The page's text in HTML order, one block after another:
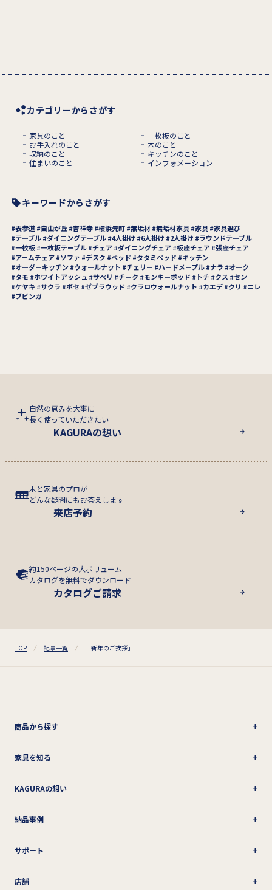
カテゴリーからさがす
家具のこと
一枚板のこと
お手入れのこと
木のこと
収納のこと
キッチンのこと
住まいのこと
インフォメーション
キーワードからさがす
表参道 自由が丘 吉祥寺 横浜元町 無垢材 無垢材家具 家具
家具選び
テーブル ダイニングテーブル 4人掛け 6人掛け 2人掛け
ラウンドテーブル
一枚板 一枚板テーブル チェア ダイニングチェア 板座チェア 張座チェア
アームチェア
ソファ デスク ベッド タタミベッド
キッチン
オーダーキッチン
ウォールナット チェリー ハードメープル ナラ
オーク
タモ
ホワイトアッシュ サペリ チーク モンキーポッド トチ クス
セン
ケヤキ
サクラ ボセ ゼブラウッド クラロウォールナット カエデ クリ
ニレ
ブビンガ
自然の恵みを大事に
長く使っていただきたい
KAGURAの想い
木と家具のプロが
どんな疑問にもお答えします
来店予約
約150ページの大ボリューム
カタログを無料でダウンロード
カタログご請求
TOP 記事一覧 「新年のご挨拶」
商品から探す
家具を知る
KAGURAの想い
納品事例
サポート
店舗